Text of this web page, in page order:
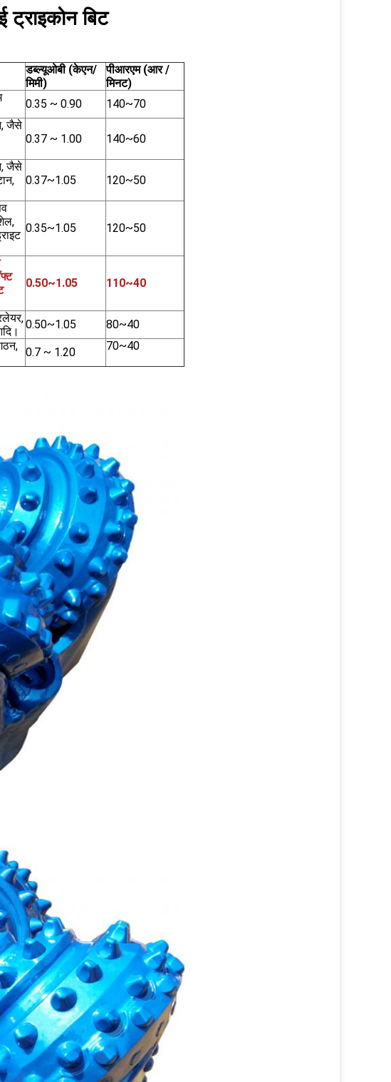
बिट
डब्ल्यूओबी (केएन/
मिमी)
पीआरएम (आर /
मिनट)
0.35 ~ 0.90 140~70
जैसे
0.37 ~ 1.00 140~60
जैसे
0.37~1.05 120~50
0.35~1.05 120~50
0.50~1.05 110~40
0.50~1.05 80~40
0.7 ~ 1.20 70~40